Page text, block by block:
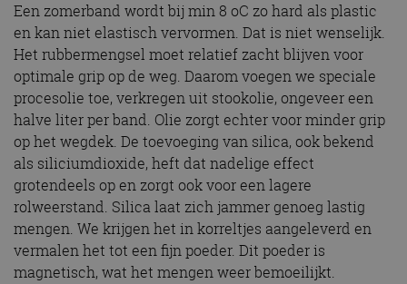
Een zomerband wordt bij min 8 oC zo hard als plastic
en kan niet elastisch vervormen. Dat is niet wenselijk.
Het rubbermengsel moet relatief zacht blijven voor
optimale grip op de weg. Daarom voegen we speciale
procesolie toe, verkregen uit stookolie, ongeveer een
halve liter per band. Olie zorgt echter voor minder grip
op het wegdek. De toevoeging van silica, ook bekend
als siliciumdioxide, heft dat nadelige effect
grotendeels op en zorgt ook voor een lagere
rolweerstand. Silica laat zich jammer genoeg lastig
mengen. We krijgen het in korreltjes aangeleverd en
vermalen het tot een fijn poeder. Dit poeder is
magnetisch, wat het mengen weer bemoeilijkt.